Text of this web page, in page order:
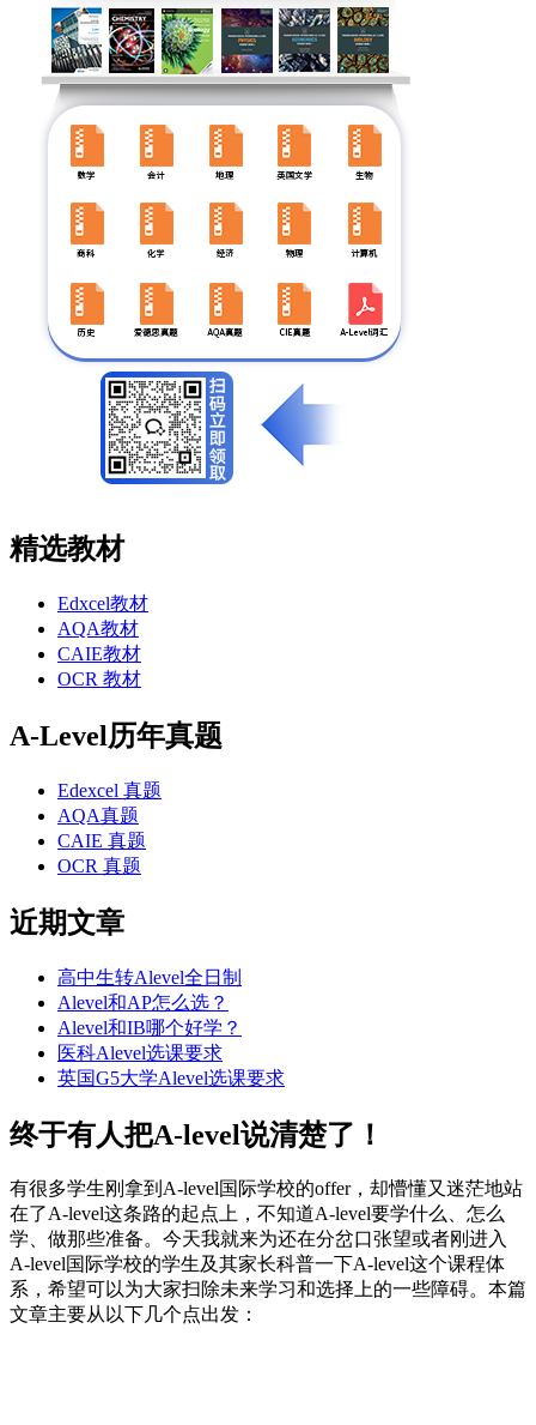
精选教材
Edxcel教材
AQA教材
CAIE教材
OCR 教材
A-Level历年真题
Edexcel 真题
AQA真题
CAIE 真题
OCR 真题
近期文章
高中生转Alevel全日制
Alevel和AP怎么选？
Alevel和IB哪个好学？
医科Alevel选课要求
英国G5大学Alevel选课要求
终于有人把A-level说清楚了！
有很多学生刚拿到A-level国际学校的offer，却懵懂又迷茫地站
在了A-level这条路的起点上，不知道A-level要学什么、怎么
学、做那些准备。今天我就来为还在分岔口张望或者刚进入
A-level国际学校的学生及其家长科普一下A-level这个课程体
系，希望可以为大家扫除未来学习和选择上的一些障碍。本篇
文章主要从以下几个点出发：